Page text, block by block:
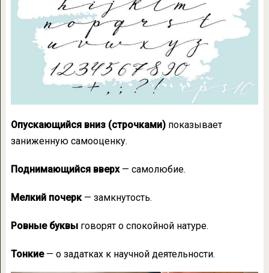
Опускающийся вниз (строчками) показывает
заниженную самооценку.
Поднимающийся вверх — самолюбие.
Мелкий почерк — замкнутость.
Ровные буквы говорят о спокойной натуре.
Тонкие — о задатках к научной деятельности.